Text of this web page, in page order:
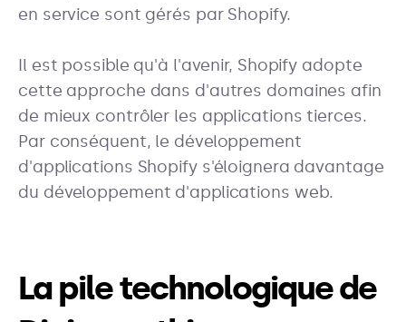
en service sont gérés par Shopify.
Il est possible qu'à l'avenir, Shopify adopte
cette approche dans d'autres domaines afin
de mieux contrôler les applications tierces.
Par conséquent, le développement
d'applications Shopify s'éloignera davantage
du développement d'applications web.
La pile technologique de